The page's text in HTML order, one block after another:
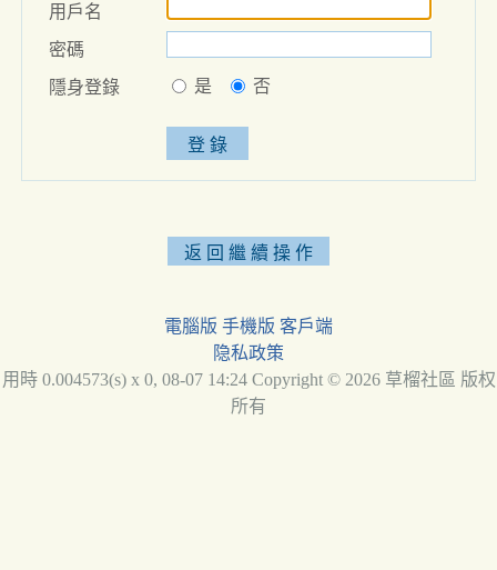
用戶名
密碼
隱身登錄
是 否
電腦版 手機版 客戶端
隐私政策
用時 0.004573(s) x 0, 08-07 14:24 Copyright © 2026 草榴社區 版权
所有